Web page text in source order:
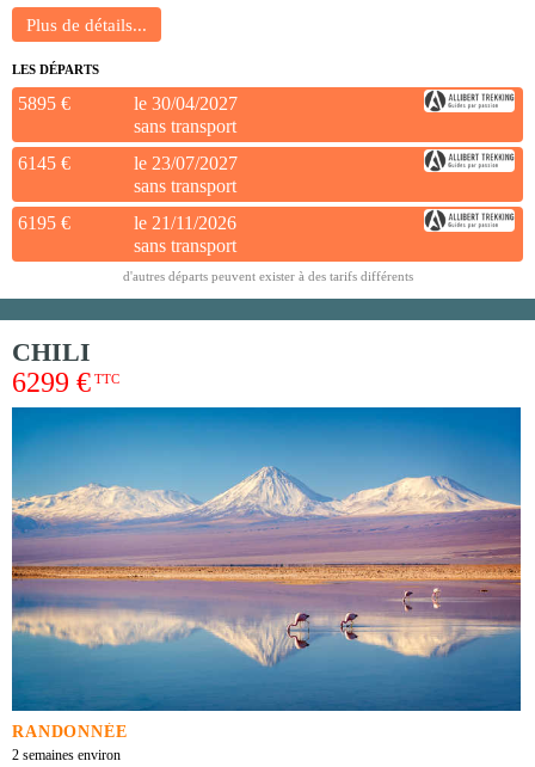
LES DÉPARTS
5895 €
le 30/04/2027
sans transport
6145 €
le 23/07/2027
sans transport
6195 €
le 21/11/2026
sans transport
d'autres départs peuvent exister à des tarifs différents
CHILI
6299 € TTC
RANDONNÉE
2 semaines environ